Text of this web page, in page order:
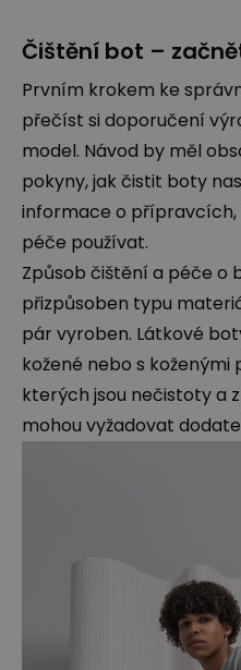
Čištění bot –
Prvním krokem ke
přečíst si doporučení
model. Návod by měl
pokyny, jak čistit boty
informace o
péče používat.
Způsob čištění a péče o
přizpůsoben typu
pár vyroben. Látkové
kožené nebo s koženými
kterých jsou nečistoty a
mohou vyžadovat